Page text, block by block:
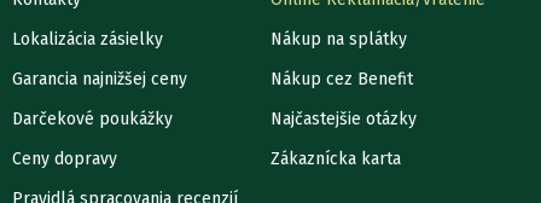
Lokalizácia zásielky
Garancia najnižšej ceny
Darčekové poukážky
Ceny dopravy
Nákup na splátky
Nákup cez Benefit
Najčastejšie otázky
Zákaznícka karta